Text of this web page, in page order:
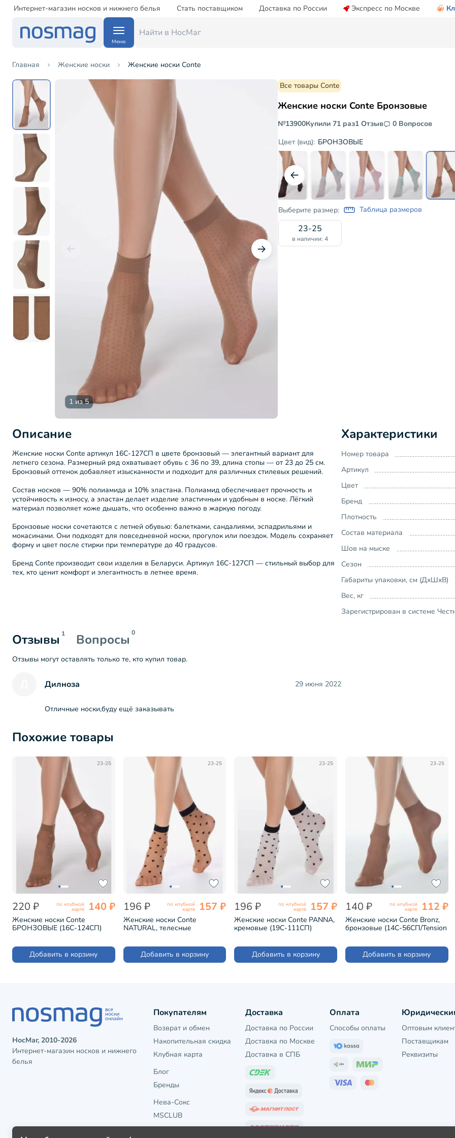
Интернет-магазин носков и нижнего белья Стать поставщиком Доставка по России Экспресс по Москве
Меню
Главная Женские носки Женские носки Conte
1 из 5
Все товары Conte
Женские носки Conte Бронзовые
№13900Купили 71 раз1 Отзыв
0 Вопросов
Цвет (вид): БРОНЗОВЫЕ
Выберите размер: Таблица размеров
23-25
в наличии: 4
Описание
Женские носки Conte артикул 16С-127СП в цвете бронзовый — элегантный вариант для
летнего сезона. Размерный ряд охватывает обувь с 36 по 39, длина стопы — от 23 до 25 см.
Бронзовый оттенок добавляет изысканности и подходит для различных стилевых решений.
Состав носков — 90% полиамида и 10% эластана. Полиамид обеспечивает прочность и
устойчивость к износу, а эластан делает изделие эластичным и удобным в носке. Лёгкий
материал позволяет коже дышать, что особенно важно в жаркую погоду.
Бронзовые носки сочетаются с летней обувью: балетками, сандалиями, эспадрильями и
мокасинами. Они подходят для повседневной носки, прогулок или поездок. Модель сохраняет
форму и цвет после стирки при температуре до 40 градусов.
Бренд Conte производит свои изделия в Беларуси. Артикул 16С-127СП — стильный выбор для
тех, кто ценит комфорт и элегантность в летнее время.
Характеристики
Номер товара
Артикул
Цвет
Бренд
Плотность
Состав материала
Шов на мыске
Сезон
Габариты упаковки, см (ДхШхВ)
Вес, кг
Зарегистрирован в системе
Отзывы 1 Вопросы 0
Отзывы могут оставлять только те, кто купил товар.
Дилноза 29 июня 2022
Отличные носки,буду ещё заказывать
Похожие товары
23-25
220 ₽ по клубной
карте 140 ₽
Женские носки Conte
БРОНЗОВЫЕ (16С-124СП)
Добавить в корзину
23-25
196 ₽ по клубной
карте 157 ₽
Женские носки Conte
NATURAL, телесные
Добавить в корзину
23-25
196 ₽ по клубной
карте 157 ₽
Женские носки Conte PANNA,
кремовые (19С-111СП)
Добавить в корзину
23-25
140 ₽ по клубной
карте 112 ₽
Женские носки Conte Bronz,
бронзовые (14С-56СП/Tension
Добавить в корзину
НосМаг, 2010-2026
Интернет-магазин носков и нижнего
белья
Покупателям
Возврат и обмен
Накопительная скидка
Клубная карта
Блог
Бренды
Нева-Сокс
MSCLUB
Доставка
Доставка по России
Доставка по Москве
Доставка в СПБ
Оплата
Способы оплаты
Оптовым
Поставщикам
Реквизиты